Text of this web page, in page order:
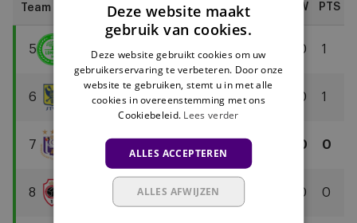
W PTS
5
Lommel
SK
LOM 0 1
6
Truidense
VV
STV 0 1
7
Anderlecht
0 0
8
0 0
Deze website maakt
gebruik van cookies.
Deze website gebruikt cookies om uw
gebruikerservaring te verbeteren. Door onze
website te gebruiken, stemt u in met alle
cookies in overeenstemming met ons
Cookiebeleid. Lees verder
ALLES ACCEPTEREN
ALLES AFWIJZEN